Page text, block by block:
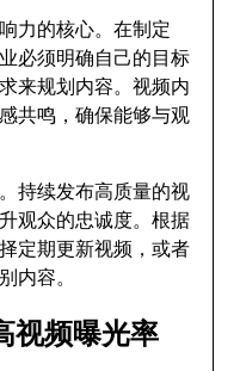
力的核心。在制定
必须明确自己的目标
来规划内容。视频内
共鸣，确保能够与观
持续发布高质量的视
观众的忠诚度。根据
定期更新视频，或者
内容。
视频曝光率